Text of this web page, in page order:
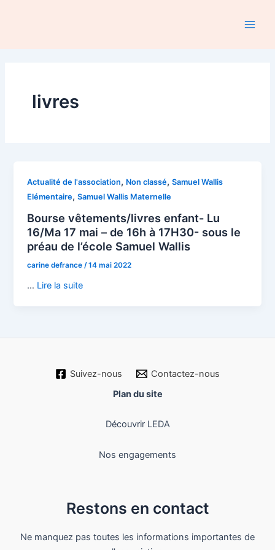
livres
Actualité de l'association, Non classé,Samuel Wallis
Elémentaire,Samuel Wallis Maternelle
Bourse vêtements/livres enfant- Lu
16/Ma 17 mai – de 16h à 17H30- sous le
préau de l’école Samuel Wallis
carine defrance/14 mai 2022
… Lire la suite
Suivez-nous
Contactez-nous
Plan du site
Découvrir LEDA
Nos engagements
Restons en contact
Ne manquez pas toutes les informations importantes de